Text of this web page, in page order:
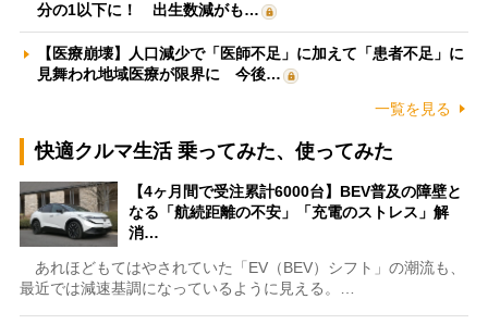
分の1以下に！ 出生数減がも…
【医療崩壊】人口減少で「医師不足」に加えて「患者不足」に
見舞われ地域医療が限界に 今後…
一覧を見る
快適クルマ生活 乗ってみた、使ってみた
【4ヶ月間で受注累計6000台】BEV普及の障壁と
なる「航続距離の不安」「充電のストレス」解
消…
あれほどもてはやされていた「EV（BEV）シフト」の潮流も、
最近では減速基調になっているように見える。…